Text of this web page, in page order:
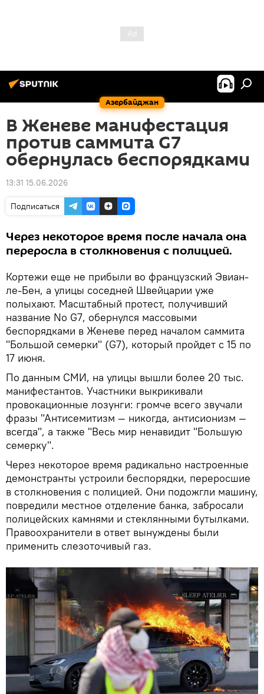
Азербайджан
В Женеве манифестация
против саммита G7
обернулась беспорядками
13:31 15.06.2026
Подписаться
Через некоторое время после начала она
переросла в столкновения с полицией.
Кортежи еще не прибыли во французский Эвиан-
ле-Бен, а улицы соседней Швейцарии уже
полыхают. Масштабный протест, получивший
название No G7, обернулся массовыми
беспорядками в Женеве перед началом саммита
"Большой семерки" (G7), который пройдет с 15 по
17 июня.
По данным СМИ, на улицы вышли более 20 тыс.
манифестантов. Участники выкрикивали
провокационные лозунги: громче всего звучали
фразы "Антисемитизм — никогда, антисионизм —
всегда", а также "Весь мир ненавидит "Большую
семерку".
Через некоторое время радикально настроенные
демонстранты устроили беспорядки, переросшие
в столкновения с полицией. Они подожгли машину,
повредили местное отделение банка, забросали
полицейских камнями и стеклянными бутылками.
Правоохранители в ответ вынуждены были
применить слезоточивый газ.